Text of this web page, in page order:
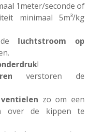
1meter/seconde of
minimaal 5m³/kg
luchtstroom op
!
verstoren de
zo om een
over de kippen te